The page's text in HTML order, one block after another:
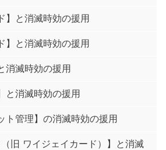
】と消滅時効の援用
】と消滅時効の援用
消滅時効の援用
と消滅時効の援用
ト管理】の消滅時効の援用
（旧 ワイジェイカード）】と消滅